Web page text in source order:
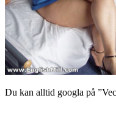
Du kan alltid googla på